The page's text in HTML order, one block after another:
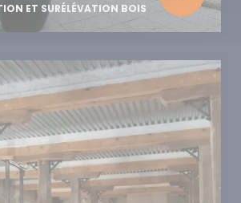
ET SURÉLÉVATION BOIS